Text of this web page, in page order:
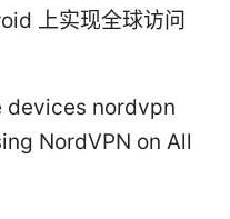
上实现全球访问
devices nordvpn
NordVPN on All